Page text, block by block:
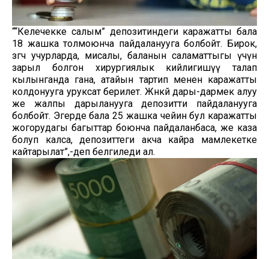
““Келечекке салым” депозитиндеги каражатты бала
18 жашка толмоюнча пайдаланууга болбойт. Бирок,
өзгөчө учурларда, мисалы, баланын саламаттыгы үчүн
зарыл болгон хирургиялык кийлигишүү талап
кылынганда гана, атайын тартип менен каражатты
колдонууга уруксат берилет. Жөнөкөй дары-дармек алуу
же жалпы дарыланууга депозитти пайдаланууга
болбойт. Эгерде бала 25 жашка чейин бул каражатты
жогорудагы багыттар боюнча пайдаланбаса, же каза
болуп калса, депозиттеги акча кайра мамлекетке
кайтарылат”,-деп белгиледи ал.